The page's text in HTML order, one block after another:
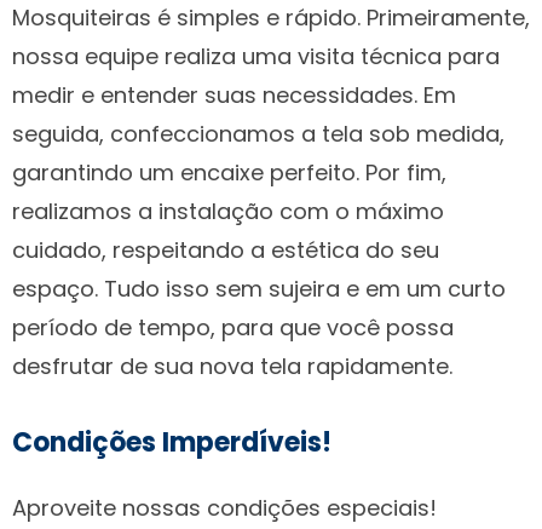
Mosquiteiras é simples e rápido. Primeiramente,
nossa equipe realiza uma visita técnica para
medir e entender suas necessidades. Em
seguida, confeccionamos a tela sob medida,
garantindo um encaixe perfeito. Por fim,
realizamos a instalação com o máximo
cuidado, respeitando a estética do seu
espaço. Tudo isso sem sujeira e em um curto
período de tempo, para que você possa
desfrutar de sua nova tela rapidamente.
Condições Imperdíveis!
Aproveite nossas condições especiais!